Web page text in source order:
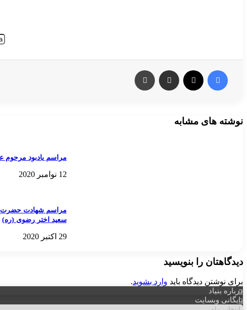
فیسبوک X اشتراک گذاری با ایمیل چاپ
نوشته های مشابه
مراسم یادبود مرحوم
12 نوامبر 2020
مراسم شهادت حضرت
سعید اختر رضوی (ره)
29 اکتبر 2020
دیدگاهتان را بنویسید
برای نوشتن دیدگاه باید وارد بشوید.
درباره بنیاد
بایگانی وبسایت